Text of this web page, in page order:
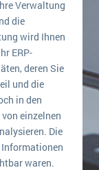
Verwaltung
die
wird Ihnen
ERP-
deren Sie
und die
in den
einzelnen
Die
waren.